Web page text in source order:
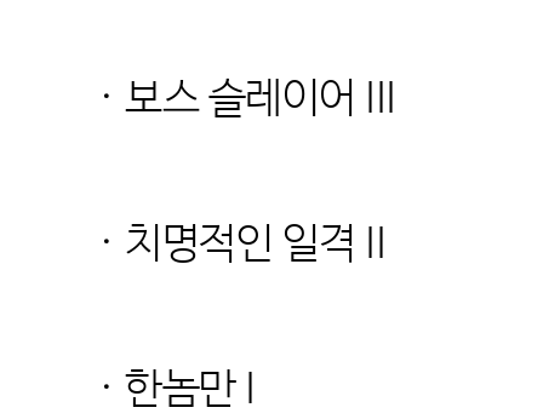
· 보스 슬레이어 III
· 치명적인 일격 II
· 한놈만 I